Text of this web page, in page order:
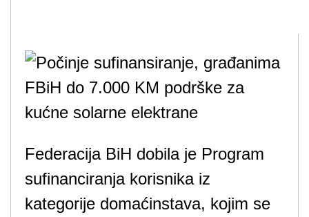
Federacija BiH dobila je Program
sufinanciranja korisnika iz
kategorije domaćinstava, kojim se